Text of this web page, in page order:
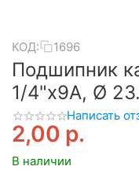
КОД: 1696
Подшипник
1/4"x9A, Ø
Написать
2,00 р.
В наличии